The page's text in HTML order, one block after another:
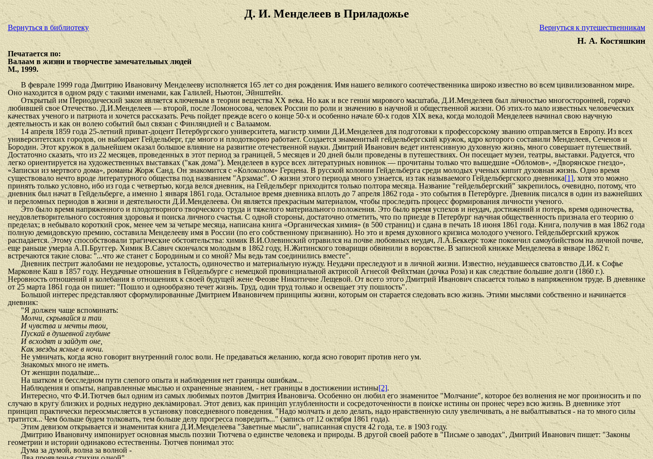
Д. И. Менделеев в Приладожье
Вернуться в библиотеку Вернуться к путешественникам
Н. А. Костяшкин
Печатается по:
Валаам в жизни и творчестве замечательных людей
М., 1999.
В феврале 1999 года Дмитрию Ивановичу Менделееву исполняется 165 лет со дня рождения. Имя нашего великого соотечественника широко известно во всем цивилизованном мире.
Оно находится в одном ряду с такими именами, как Галилей, Ньютон, Эйнштейн.
Открытый им Периодический закон является ключевым в теории веществаXX века. Но как и все гении мирового масштаба, Д.И.Менделеев был личностью многосторонней, горячо
любившей свое Отечество. Д.И.Менделеев — второй, после Ломоносова, человек России по роли и значению в научной и общественной жизни. Об этих-то мало известных человеческих
качествах ученого и патриота и хочется рассказать. Речь пойдет прежде всего о конце 50-х и особенно начале 60-х годов XIX века, когда молодой Менделеев начинал свою научную
деятельность и как он волею событий был связан с Финляндией и с Валаамом.
14 апреля 1859 года 25-летний приват-доцент Петербургского университета, магистр химии Д.И.Менделеев для подготовки к профессорскому званию отправляется в Европу. Из всех
университетских городов, он выбирает Гейдельберг, где много и плодотворно работает. Создается знаменитый гейдельбергский кружок, ядро которого составили Менделеев, Сеченов и
Бородин. Этот кружок в дальнейшем оказал большое влияние на развитие отечественной науки. Дмитрий Иванович ведет интенсивную духовную жизнь, много совершает путешествий.
Достаточно сказать, что из 22 месяцев, проведенных в этот период за границей, 5 месяцев и 20 дней были проведены в путешествиях. Он посещает музеи, театры, выставки. Радуется, что
легко ориентируется на художественных выставках ("как дома"). Менделеев в курсе всех литературных новинок — прочитаны только что вышедшие «Обломов», «Дворянское гнездо»,
«Записки из мертвого дома», романы Жорж Санд. Он знакомится с «Колоколом» Герцена. В русской колонии Гейдельберга среди молодых ученых кипит духовная жизнь. Одно время
существовало нечто вроде литературного общества под названием "Арзамас". О жизни этого периода много узнается, из так называемого Гейдельбергского дневника[1], хотя это можно
принять только условно, ибо из года с четвертью, когда велся дневник, на Гейдельберг приходится только полтора месяца. Название "гейдельбергский" закрепилось, очевидно, потому, что
дневник был начат в Гейдельберге, а именно 1 января 1861 года. Остальное время дневника вплоть до 7 апреля 1862 года - это события в Петербурге. Дневник писался в один из важнейших
и переломных периодов в жизни и деятельности Д.И.Менделеева. Он является прекрасным материалом, чтобы проследить процесс формирования личности ученого.
Это было время напряженного и плодотворного творческого труда и тяжелого материального положения. Это было время успехов и неудач, достижений и потерь, время одиночества,
неудовлетворительного состояния здоровья и поиска личного счастья. С одной стороны, достаточно отметить, что по приезде в Петербург научная общественность признала его теорию о
пределах; в небывало короткий срок, менее чем за четыре месяца, написана книга «Органическая химия» (в 500 страниц) и сдана в печать 18 июня 1861 года. Книга, получив в мая 1862 года
полную демидовскую премию, составила Менделееву имя в России (по его собственному признанию). Но это и время духовного кризиса молодого ученого. Гейдельбергский кружок
распадается. Этому способствовали трагические обстоятельства: химик В.И.Олевинский отравился на почве любовных неудач, Л.А.Беккерс тоже покончил самоубийством на личной почве,
еще раньше умерла А.П.Бруггер. Химик В.Савич скончался молодым в 1862 году, Н.Житинского товарищи обвинили в воровстве. В записной книжке Менделеева в январе 1862 г.
встречаются такие слова: ''...что же станет с Бородиным и со мной? Мы ведь там соединились вместе".
Дневник пестрит жалобами не нездоровье, усталость, одиночество и материальную нужду. Неудачи преследуют и в личной жизни. Известно, неудавшееся сватовство Д.И. к Софье
Марковне Каш в 1857 году. Неудачные отношения в Гейдельбурге с немецкой провинциальной актрисой Агнесой Фейхтман (дочка Роза) и как следствие большие долги (1860 г.).
Неровность отношений и колебания в отношениях к своей будущей жене Феозве Никитичне Лещевой. От всего этого Дмитрий Иванович спасается только в напряженном труде. В дневнике
от 25 марта 1861 года он пишет: "Пошло и однообразно течет жизнь. Труд, один труд только и освещает эту пошлость".
Большой интерес представляют сформулированные Дмитрием Ивановичем принципы жизни, которым он старается следовать всю жизнь. Этими мыслями собственно и начинается
дневник:
"Я должен чаще вспоминать:
Молчи, скрывайся и таи
И чувства и мечты твои,
Пускай в душевной глубине
И всходят и зайдут оне,
Как звезды ясные в ночи.
Не умничать, когда ясно говорит внутренний голос воли. Не предаваться желанию, когда ясно говорит против него ум.
Знакомых много не иметь.
От женщин подальше...
На шатком и бесследном пути слепого опыта и наблюдения нет границы ошибкам...
Наблюдения и опыты, направленные мыслью и охраненные знанием, - нет границы в достижении истины[2].
Интересно, что Ф.И.Тютчев был одним из самых любимых поэтов Дмитрия Ивановича. Особенно он любил его знаменитое "Молчание", которое без волнения не мог произносить и по
случаю в кругу близких и родных недурно декламировал. Этот девиз, как принцип углубленности и сосредоточенности в поиске истины он пронес через всю жизнь. В дневнике этот
принцип практически переосмысляется в установку повседневного поведения. "Надо молчать и дело делать, надо нравственную силу увеличивать, а не выбалтываться - на то много силы
тратится... Чем больше будем толковать, тем больше делу прогресса повредить..." (запись от 12 октября 1861 года).
Этим девизом открывается и знаменитая книга Д.И.Менделеева "Заветные мысли", написанная спустя 42 года, т.е. в 1903 году.
Дмитрию Ивановичу импонирует основная мысль поэзии Тютчева о единстве человека и природы. В другой своей работе в "Письме о заводах", Дмитрий Иванович пишет: "Законы
геометрии и истории одинаково естественны. Тютчев понимал это:
Дума за думой, волна за волной -